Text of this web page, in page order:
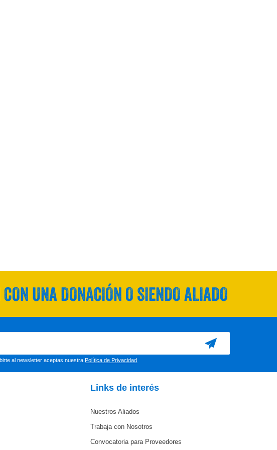
UNA DONACIÓN O SIENDO ALIADO
al newsletter aceptas nuestra Política de Privacidad
Links de interés
Nuestros Aliados
Trabaja con Nosotros
Convocatoria para Proveedores